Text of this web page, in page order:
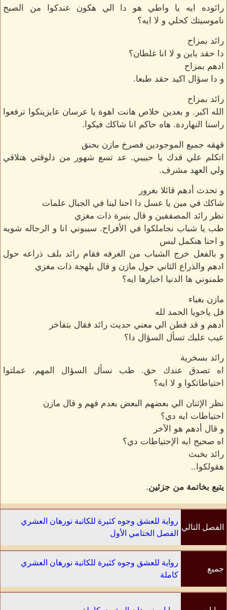
رائوده ايه يا واطي هو دا الي هكون عندكوا من الصبح
ناموسيتك كحلي و لا ايه؟
رائد بمزاح
دا حقد باين و لا انا غلطان؟
ادهم بمزاح
و دا سؤال اكيد حقد طبعا.
رائد بمزاح
الله اكبر. و بعدين خلاص هانت اهوة يا عرسان عايزينكوا ترفعوا
راسنا النهاردة. هاه حاكم انا شاكك فيكوا.
قهقه جميع الموجودين فصرخ مازن بحنق
اتكلم علي قدك يا حبيبي. عد تسع شهور من دلوقتي هتلاقي
ولي العهد مشرف.
و تحدث أدهم قائلا بغرور
شاكك في مين يا عسل دا احنا لينا في الجبال علمات
نظر رائد المصففين و قال بنبرة ذات مغزي
طب يا شباب نجاملكوا في الأفراح. سيبوني انا و الرجاله شويه
و احنا هنكمل لبس
و بالفعل خرج الشباب من الغرفه فقام رائد بلف ذراعه حول
ادهم والذراع الثاني حول مازن و قال بلهجة ذات مغزي
طمنوني ها الدنيا اخبارها ايه؟
مازن بغباء
فل ياخويا الحمد لله
أدهم و قد فطن الي معني حديث رائد فقال بتفاخر
عيب عليك تسأل السؤال دا؟
رائد بسخرية
اه تصدق عندك حق. طب نسأل السؤال المهم. عملتوا
احتياطاتكوا و لا ايه؟
نظر الإثنان الي بعضهم البعض بعدم فهم و قال مازن
احتياطات ايه دي؟
و قال أدهم هو الآخر
اه صحيح ايه الإحتياطات دي؟
رائد بخبث
هقولكوا..
يتبع بخاتمة من جزئين.
الفصل التالي
رواية للعشق وجوه كثيرة للكاتبة نورهان العشري
الفصل الختامي الأول
جميع
رواية للعشق وجوه كثيرة للكاتبة نورهان العشري
كاملة